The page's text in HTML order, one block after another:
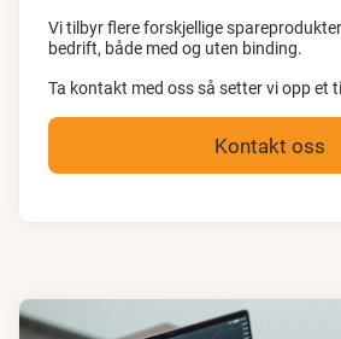
Vi tilbyr flere forskjellige
bedrift, både med og uten binding.
Ta kontakt med oss så setter vi opp et
Kontakt oss